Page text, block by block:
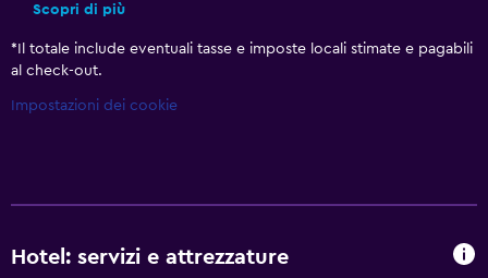
Scopri di più
* Il totale include eventuali tasse e imposte locali stimate e pagabili
al check-out.
Impostazioni dei cookie
Hotel: servizi e attrezzature